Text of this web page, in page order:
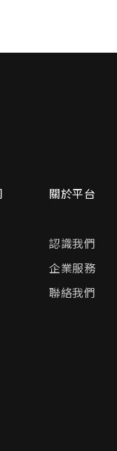
關於平台
認識我們
企業服務
聯絡我們